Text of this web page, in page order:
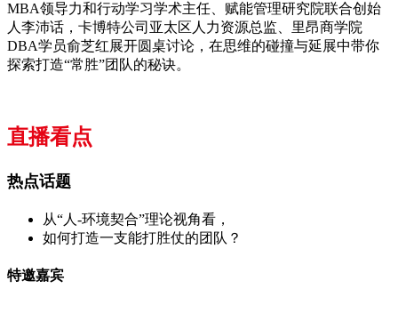
MBA领导力和行动学习学术主任、赋能管理研究院联合创始
人李沛话，卡博特公司亚太区人力资源总监、里昂商学院
DBA学员俞芝红展开圆桌讨论，在思维的碰撞与延展中带你
探索打造“常胜”团队的秘诀。
直播看点
热点话题
从“人-环境契合”理论视角看，
如何打造一支能打胜仗的团队？
特邀嘉宾